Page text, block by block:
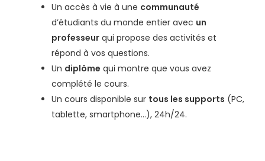
Un accès à vie à une communauté
d’étudiants du monde entier avec un
professeur qui propose des activités et
répond à vos questions.
Un diplôme qui montre que vous avez
complété le cours.
Un cours disponible sur tous les supports (PC,
tablette, smartphone…), 24h/24.